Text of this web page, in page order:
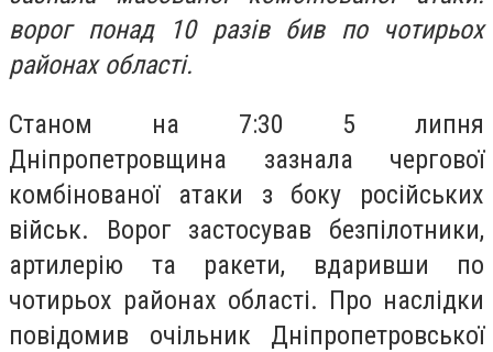
ворог понад 10 разів бив по чотирьох
районах області.
Станом на 7:30 5 липня
Дніпропетровщина зазнала чергової
комбінованої атаки з боку російських
військ. Ворог застосував безпілотники,
артилерію та ракети, вдаривши по
чотирьох районах області. Про наслідки
повідомив очільник Дніпропетровської